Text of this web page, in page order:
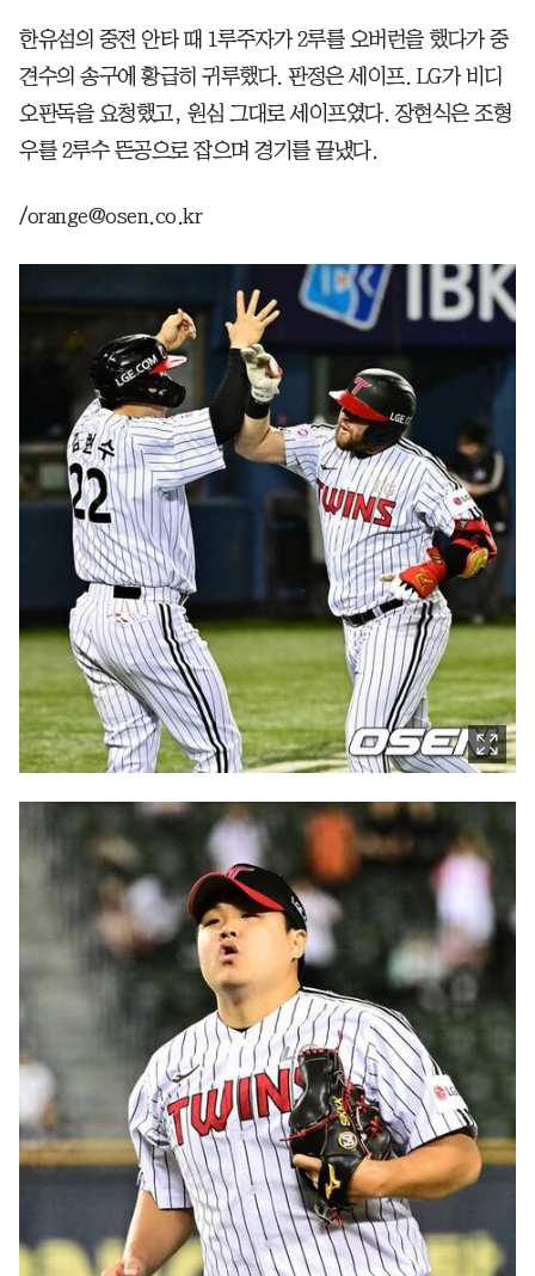
한유섬의 중전 안타 때 1루주자가 2루를 오버런을 했다가 중
견수의 송구에 황급히 귀루했다. 판정은 세이프. LG가 비디
오판독을 요청했고, 원심 그대로 세이프였다. 장현식은 조형
우를 2루수 뜬공으로 잡으며 경기를 끝냈다.
/orange@osen.co.kr